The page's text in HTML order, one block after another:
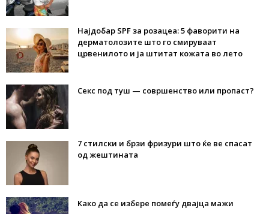
Најдобар SPF за розацеа: 5 фаворити на
дерматолозите што го смируваат
црвенилото и ја штитат кожата во лето
Секс под туш — совршенство или пропаст?
7 стилски и брзи фризури што ќе ве спасат
од жештината
Како да се избере помеѓу двајца мажи